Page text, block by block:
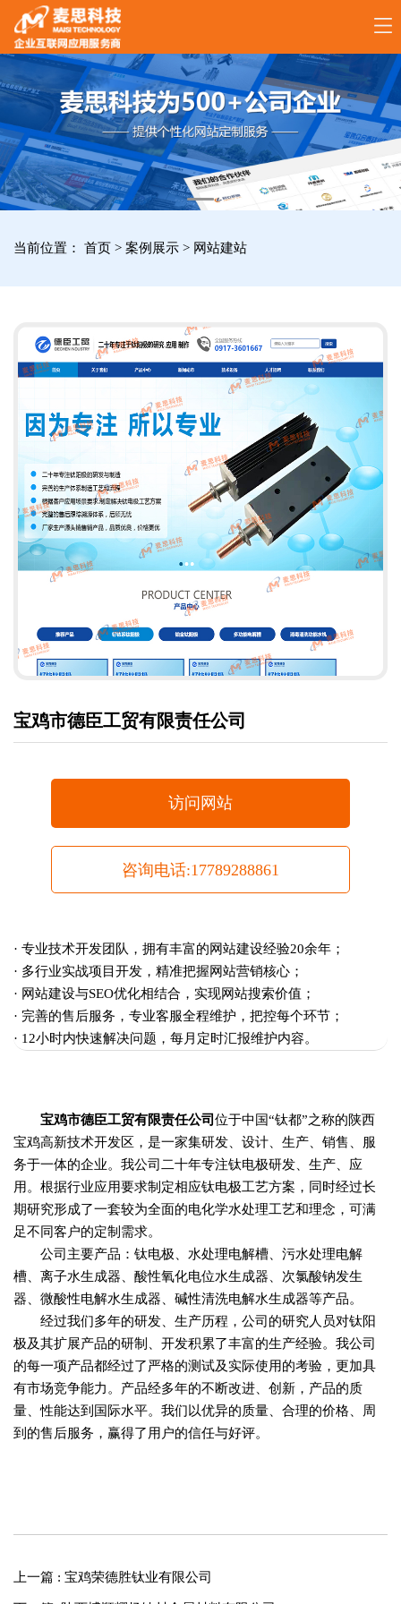
17789288861
全
国
咨
当前位置：首页 >案例展示> 网站建站
宝鸡市德臣工贸有限责任公司
访问网站
咨询电话:17789288861
· 专业技术开发团队，拥有丰富的网站建设经验20余年；
· 多行业实战项目开发，精准把握网站营销核心；
· 网站建设与SEO优化相结合，实现网站搜索价值；
· 完善的售后服务，专业客服全程维护，把控每个环节；
· 12小时内快速解决问题，每月定时汇报维护内容。
宝鸡市德臣工贸有限责任公司位于中国“钛都”之称的陕西
宝鸡高新技术开发区，是一家集研发、设计、生产、销售、服
务于一体的企业。我公司二十年专注钛电极研发、生产、应
用。根据行业应用要求制定相应钛电极工艺方案，同时经过长
期研究形成了一套较为全面的电化学水处理工艺和理念，可满
足不同客户的定制需求。
公司主要产品：钛电极、水处理电解槽、污水处理电解
槽、离子水生成器、酸性氧化电位水生成器、次氯酸钠发生
器、微酸性电解水生成器、碱性清洗电解水生成器等产品。
经过我们多年的研发、生产历程，公司的研究人员对钛阳
极及其扩展产品的研制、开发积累了丰富的生产经验。我公司
的每一项产品都经过了严格的测试及实际使用的考验，更加具
有市场竞争能力。产品经多年的不断改进、创新，产品的质
量、性能达到国际水平。我们以优异的质量、合理的价格、周
到的售后服务，赢得了用户的信任与好评。
上一篇 : 宝鸡荣德胜钛业有限公司